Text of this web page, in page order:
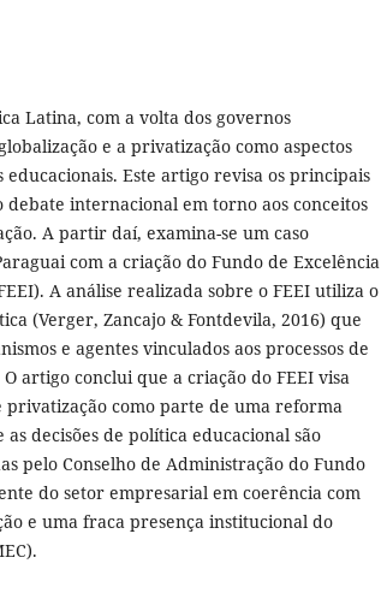
Latina, com a volta dos governos
e a privatização como aspectos
Este artigo revisa os principais
debate internacional em torno aos conceitos
A partir daí, examina-se um caso
com a criação do Fundo de Excelência
A análise realizada sobre o FEEI utiliza o
(Verger, Zancajo & Fontdevila, 2016) que
e agentes vinculados aos processos de
artigo conclui que a criação do FEEI visa
privatização como parte de uma reforma
decisões de política educacional são
pelo Conselho de Administração do Fundo
do setor empresarial em coerência com
e uma fraca presença institucional do